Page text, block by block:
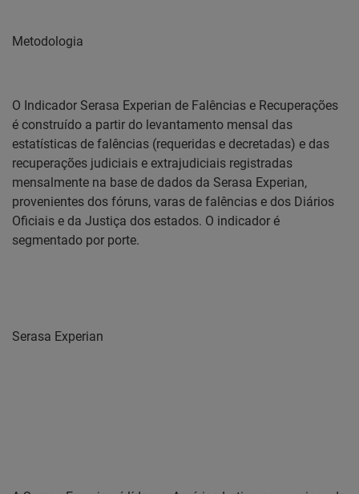
Metodologia
O Indicador Serasa Experian de Falências e Recuperações
é construído a partir do levantamento mensal das
estatísticas de falências (requeridas e decretadas) e das
recuperações judiciais e extrajudiciais registradas
mensalmente na base de dados da Serasa Experian,
provenientes dos fóruns, varas de falências e dos Diários
Oficiais e da Justiça dos estados. O indicador é
segmentado por porte.
Serasa Experian